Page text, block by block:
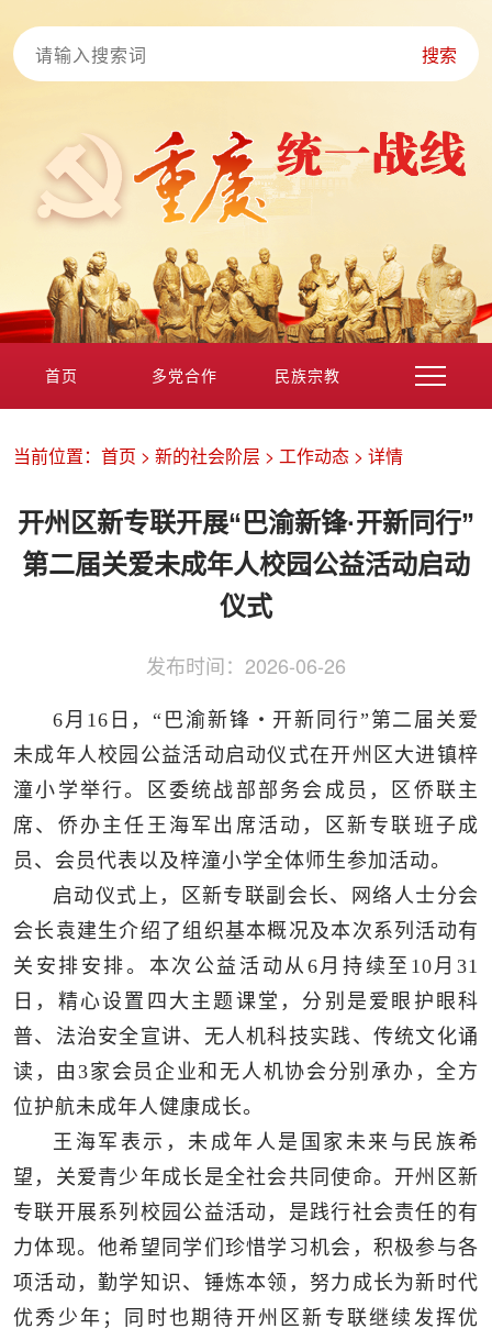
搜索
首页 多党合作 民族宗教
侨务工作 区县动态 统战历史文化
当前位置： 首页 > 新的社会阶层 > 工作动态 > 详情
开州区新专联开展“巴渝新锋·开新同行”
第二届关爱未成年人校园公益活动启动
仪式
发布时间： 2026-06-26
6月16日，“巴渝新锋・开新同行”第二届关爱
未成年人校园公益活动启动仪式在开州区大进镇梓
潼小学举行。区委统战部部务会成员，区侨联主
席、侨办主任王海军出席活动，区新专联班子成
员、会员代表以及梓潼小学全体师生参加活动。
启动仪式上，区新专联副会长、网络人士分会
会长袁建生介绍了组织基本概况及本次系列活动有
关安排安排。本次公益活动从6月持续至10月31
日，精心设置四大主题课堂，分别是爱眼护眼科
普、法治安全宣讲、无人机科技实践、传统文化诵
读，由3家会员企业和无人机协会分别承办，全方
位护航未成年人健康成长。
王海军表示，未成年人是国家未来与民族希
望，关爱青少年成长是全社会共同使命。开州区新
专联开展系列校园公益活动，是践行社会责任的有
力体现。他希望同学们珍惜学习机会，积极参与各
项活动，勤学知识、锤炼本领，努力成长为新时代
优秀少年；同时也期待开州区新专联继续发挥优